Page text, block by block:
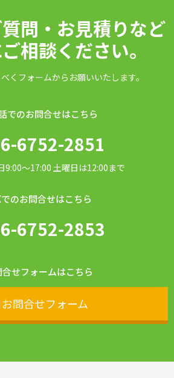
問・お見積りなど
相談ください。
くフォームからお願いいたします。
でのお問合せはこちら
6752-2851
9:00〜17:00 土曜日は12:00まで
でのお問合せはこちら
6752-2853
合せフォームはこちら
お問合せフォーム